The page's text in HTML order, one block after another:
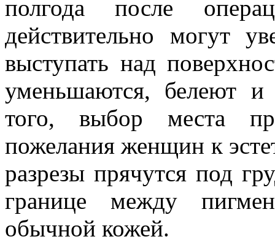
полгода после
действительно могут
выступать над
уменьшаются, белеют и
того, выбор места
пожелания женщин к
разрезы прячутся под
границе между
обычной кожей.